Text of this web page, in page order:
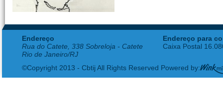
Endereço
Rua do Catete, 338 Sobreloja - Catete
Rio de Janeiro/RJ
Endereço para
Caixa Postal
©Copyright 2013 - Cbtij All Rights Reserved Powered by: